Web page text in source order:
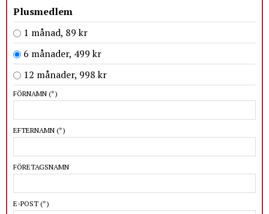
Plusmedlem
1 månad, 89 kr
6 månader, 499 kr
12 månader, 998 kr
FÖRNAMN (*)
EFTERNAMN (*)
FÖRETAGSNAMN
E-POST (*)